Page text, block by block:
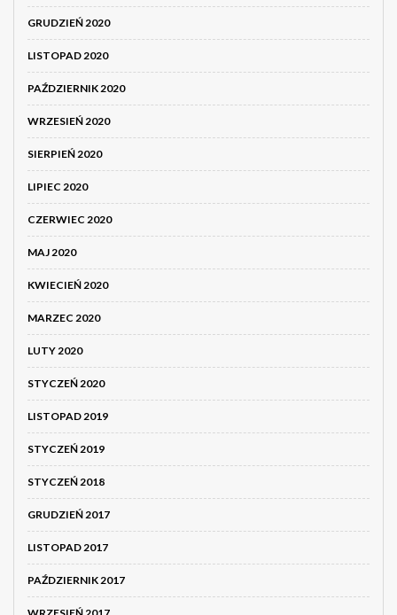
GRUDZIEŃ 2020
LISTOPAD 2020
PAŹDZIERNIK 2020
WRZESIEŃ 2020
SIERPIEŃ 2020
LIPIEC 2020
CZERWIEC 2020
MAJ 2020
KWIECIEŃ 2020
MARZEC 2020
LUTY 2020
STYCZEŃ 2020
LISTOPAD 2019
STYCZEŃ 2019
STYCZEŃ 2018
GRUDZIEŃ 2017
LISTOPAD 2017
PAŹDZIERNIK 2017